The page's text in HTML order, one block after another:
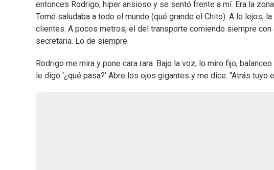
entonces Rodrigo, hiper ansioso y se sentó frente a mí. Era la
Tomé saludaba a todo el mundo (qué grande el Chito). A lo lejos,
clientes. A pocos metros, el del transporte comiendo siempre
secretaria. Lo de siempre.
Rodrigo me mira y pone cara rara. Bajo la voz, lo miro fijo,
le digo ‘¿qué pasa?’ Abre los ojos gigantes y me dice: “Atrás